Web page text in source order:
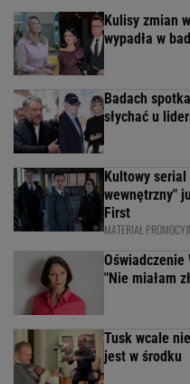
Kulisy zmian
wypadła w
Badach
słychać u
Kultowy serial
wewnętrzny"
First
MATERIAŁ
Oświadczenie
"Nie miałam
Tusk wcale
jest w środku